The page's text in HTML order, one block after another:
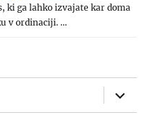
ki ga lahko izvajate kar doma
v ordinaciji. …
expand
child
menu